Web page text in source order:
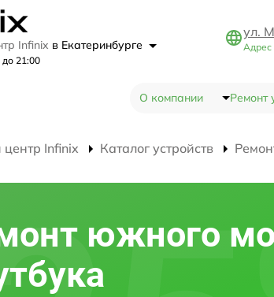
Infinix в Екатеринбурге
21:00
ул.
Адрес
О компании Ремонт
Infinix Каталог устройств
южного